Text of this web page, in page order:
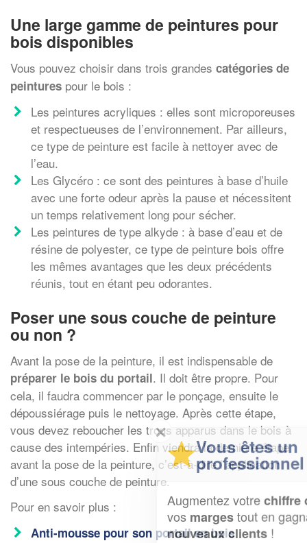
Une large gamme de peintures pour
bois disponibles
Vous pouvez choisir dans trois grandes catégories de
peintures pour le bois :
Les peintures acryliques : elles sont microporeuses
et respectueuses de l’environnement. Par ailleurs,
ce type de peinture est facile à nettoyer avec de
l’eau.
Les Glycéro : ce sont des peintures à base d’huile
avec une forte odeur après la pause et nécessitent
un temps relativement long pour sécher.
Les peintures de type alkyde : à base d’eau et de
résine de polyester, ce type de peinture bois offre
les mêmes avantages que les deux précédents
réunis, tout en étant peu odorantes.
Poser une sous couche de peinture
ou non ?
Avant la pose de la peinture, il est indispensable de
préparer le bois du portail. Il doit être propre. Pour
cela, il faudra commencer par le ponçage, ensuite le
dépoussiérage puis le nettoyage. Après cette étape,
vous devez reboucher les trous apparus dans le bois à
cause des intempéries. Enfin viendra la dernière étape
avant la pose de la peinture, c’est-à-dire l’application
d’une sous couche de peinture.
Pour en savoir plus :
Anti-mousse pour son portail en bois
✕
Vous êtes un
professionnel ?
Augmentez votrechiffre d'affaireset
vosmarges
tout en gagnant de
nouveaux clients!